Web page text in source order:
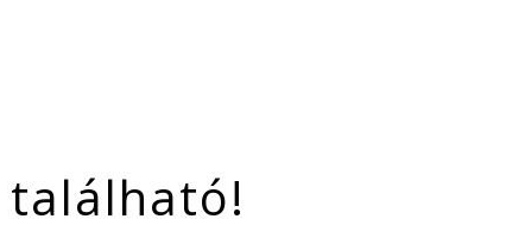
található!